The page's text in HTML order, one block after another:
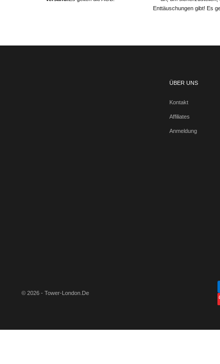
Enttäuschungen gibt! Es
ÜBER UNS
Kontakt
Affiliates
Anmeldung
© 2026 - Tower-London.De